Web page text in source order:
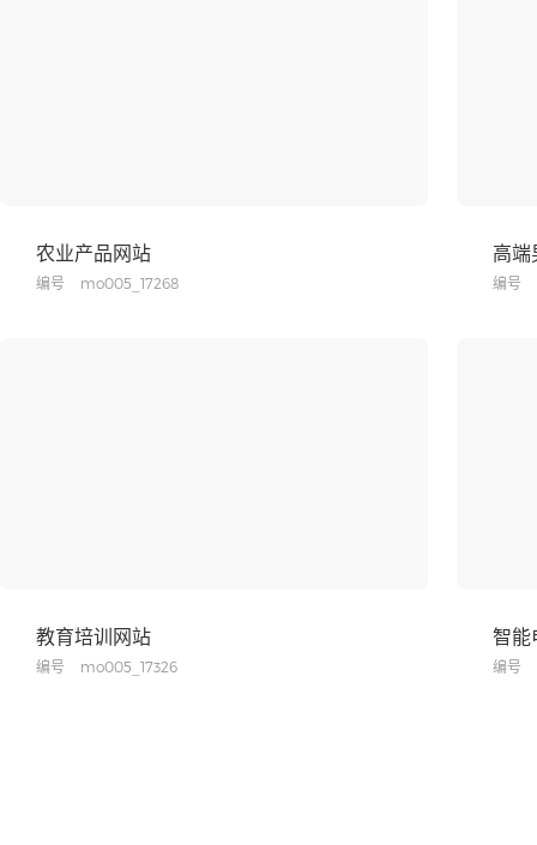
农业产品网站
编号 mo005_17268
高端
编号
教育培训网站
编号 mo005_17326
智能
编号